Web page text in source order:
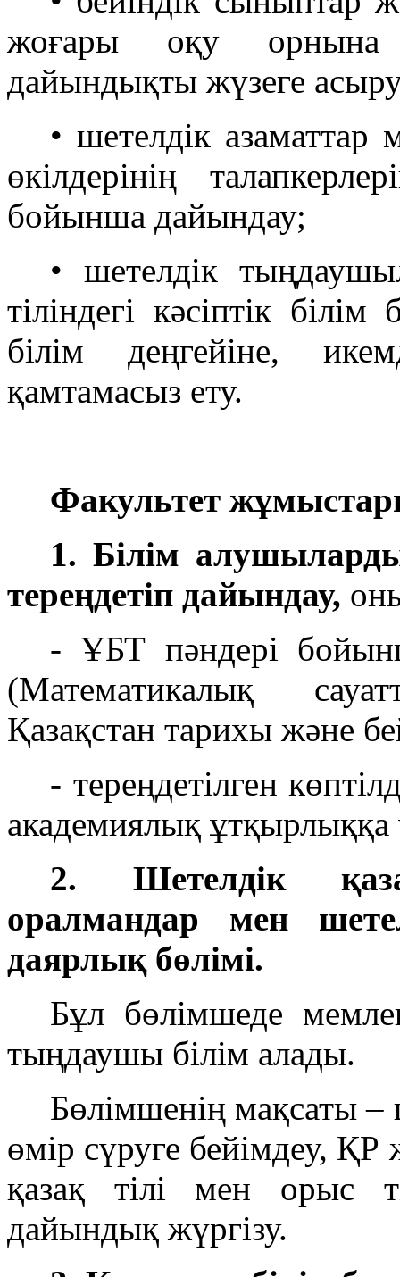
жоғары оқу орнына
дайындықты жүзеге
• шетелдік азаматтар
өкілдерінің
бойынша дайындау;
• шетелдік
тіліндегі кәсіптік
білім деңгейіне,
қамтамасыз ету.
Факультет
1. Білім
тереңдетіп дайындау,
- ҰБТ пәндері
(Математикалық
Қазақстан тарихы және
- тереңдетілген
академиялық ұтқырлыққа
2. Шетелдік
оралмандар мен
даярлық бөлімі.
Бұл бөлімшеде
тыңдаушы білім алады.
Бөлімшенің мақсаты –
өмір сүруге бейімдеу,
қазақ тілі мен орыс
дайындық жүргізу.